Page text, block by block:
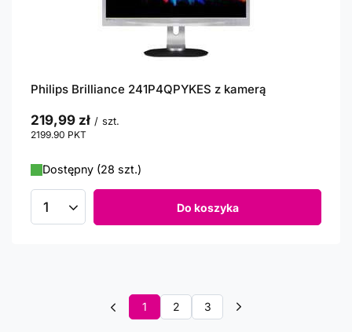
Philips Brilliance 241P4QPYKES z kamerą
219,99 zł / szt.
2199.90 PKT
Dostępny (28 szt.)
Ilość produktów Do koszyka
1 2 3